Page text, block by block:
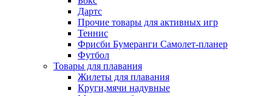
Дартс
Прочие товары для активных игр
Теннис
Фрисби Бумеранги Самолет-планер
Футбол
Товары для плавания
Жилеты для плавания
Круги,мячи надувные